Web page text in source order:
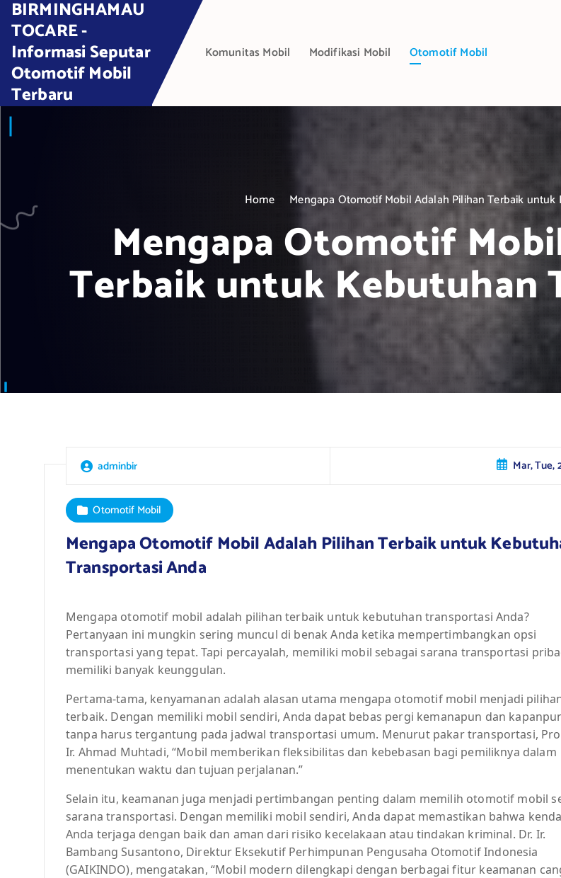
t
BIRMINGHAMAU
TOCARE -
Informasi Seputar
Otomotif Mobil
Terbaru
Komunitas Mobil Modifikasi Mobil Otomotif Mobil
Home Mengapa Otomotif Mobil Adalah Pilihan Terbaik
Mengapa Otomotif
Terbaik untuk Kebutuhan
adminbir Mar, Tue,
Otomotif Mobil
Mengapa Otomotif Mobil Adalah Pilihan Terbaik untuk
Transportasi Anda
Mengapa otomotif mobil adalah pilihan terbaik untuk kebutuhan transportasi Anda?
Pertanyaan ini mungkin sering muncul di benak Anda ketika mempertimbangkan opsi
transportasi yang tepat. Tapi percayalah, memiliki mobil sebagai sarana transportasi
memiliki banyak keunggulan.
Pertama-tama, kenyamanan adalah alasan utama mengapa otomotif mobil menjadi
terbaik. Dengan memiliki mobil sendiri, Anda dapat bebas pergi kemanapun dan
tanpa harus tergantung pada jadwal transportasi umum. Menurut pakar transportasi,
Ir. Ahmad Muhtadi, “Mobil memberikan fleksibilitas dan kebebasan bagi pemiliknya dalam
menentukan waktu dan tujuan perjalanan.”
Selain itu, keamanan juga menjadi pertimbangan penting dalam memilih otomotif mobil
sarana transportasi. Dengan memiliki mobil sendiri, Anda dapat memastikan bahwa
Anda terjaga dengan baik dan aman dari risiko kecelakaan atau tindakan kriminal. Dr. Ir.
Bambang Susantono, Direktur Eksekutif Perhimpunan Pengusaha Otomotif Indonesia
(GAIKINDO), mengatakan, “Mobil modern dilengkapi dengan berbagai fitur keamanan